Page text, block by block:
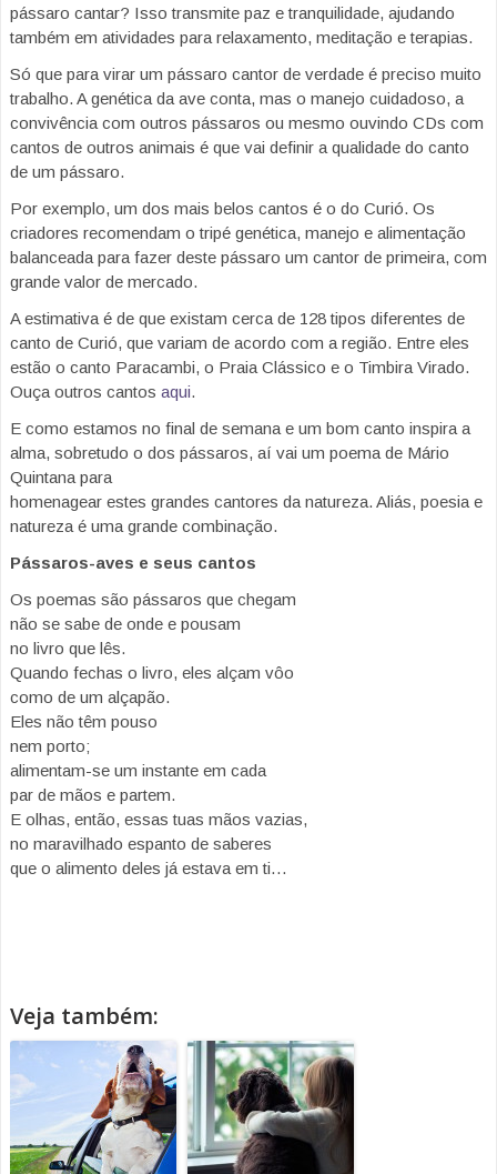
pássaro cantar? Isso transmite paz e tranquilidade, ajudando
também em atividades para relaxamento, meditação e terapias.
Só que para virar um pássaro cantor de verdade é preciso muito
trabalho. A genética da ave conta, mas o manejo cuidadoso, a
convivência com outros pássaros ou mesmo ouvindo CDs com
cantos de outros animais é que vai definir a qualidade do canto
de um pássaro.
Por exemplo, um dos mais belos cantos é o do Curió. Os
criadores recomendam o tripé genética, manejo e alimentação
balanceada para fazer deste pássaro um cantor de primeira, com
grande valor de mercado.
A estimativa é de que existam cerca de 128 tipos diferentes de
canto de Curió, que variam de acordo com a região. Entre eles
estão o canto Paracambi, o Praia Clássico e o Timbira Virado.
Ouça outros cantos aqui.
E como estamos no final de semana e um bom canto inspira a
alma, sobretudo o dos pássaros, aí vai um poema de Mário
Quintana para
homenagear estes grandes cantores da natureza. Aliás, poesia e
natureza é uma grande combinação.
Pássaros-aves e seus cantos
Os poemas são pássaros que chegam
não se sabe de onde e pousam
no livro que lês.
Quando fechas o livro, eles alçam vôo
como de um alçapão.
Eles não têm pouso
nem porto;
alimentam-se um instante em cada
par de mãos e partem.
E olhas, então, essas tuas mãos vazias,
no maravilhado espanto de saberes
que o alimento deles já estava em ti…
Veja também: